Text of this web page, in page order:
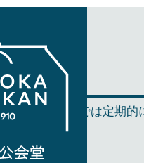
貴賓館では定期